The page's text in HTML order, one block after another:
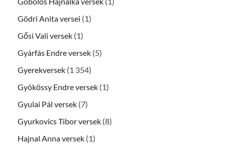
Gödri Anita versei (1)
Gősi Vali versek (1)
Gyárfás Endre versek (5)
Gyerekversek (1 354)
Gyökössy Endre versek (1)
Gyulai Pál versek (7)
Gyurkovics Tibor versek (8)
Hajnal Anna versek (1)